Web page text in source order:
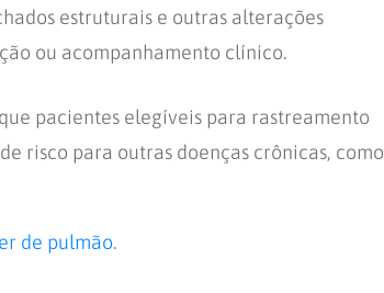
estruturais e outras alterações
ou acompanhamento clínico.
pacientes elegíveis para rastreamento
risco para outras doenças crônicas, como
de pulmão.